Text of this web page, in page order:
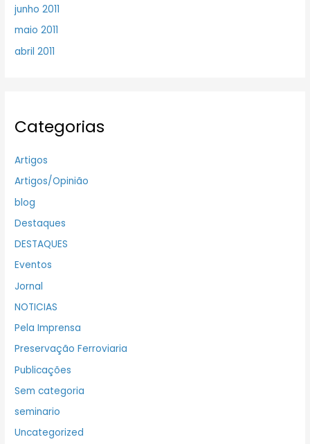
junho 2011
maio 2011
abril 2011
Categorias
Artigos
Artigos/Opinião
blog
Destaques
DESTAQUES
Eventos
Jornal
NOTICIAS
Pela Imprensa
Preservação Ferroviaria
Publicações
Sem categoria
seminario
Uncategorized